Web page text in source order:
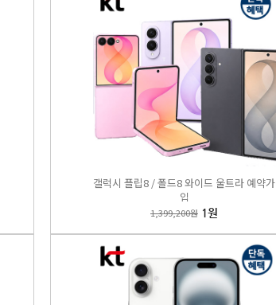
갤럭시 플립8 / 폴드8 와이드 울트라 예약가
입
1,399,200원 1원